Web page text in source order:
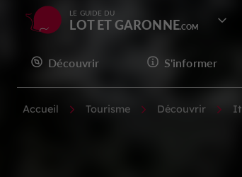
LE GUIDE DU
LOT ET GARONNE
Découvrir S'informer
Accueil Tourisme Découvrir